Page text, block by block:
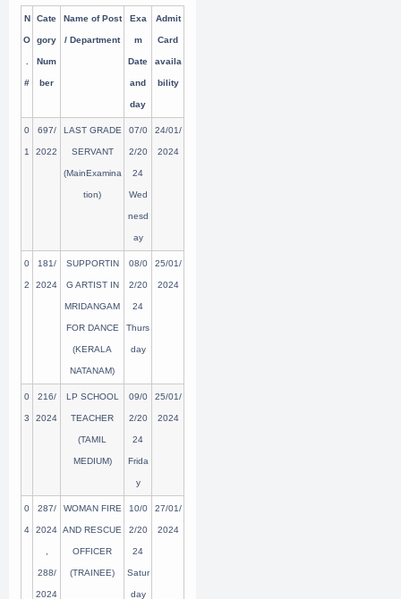
N
O
.
#
Cate
gory
Num
ber
Name of Post
/ Department
Exa
m
Date
and
day
Admit
Card
availa
bility
0
1
697/
2022
LAST GRADE
SERVANT
(MainExamina
tion)
07/0
2/20
24
Wed
nesd
ay
24/01/
2024
0
2
181/
2024
SUPPORTIN
G ARTIST IN
MRIDANGAM
FOR DANCE
(KERALA
NATANAM)
08/0
2/20
24
Thurs
day
25/01/
2024
0
3
216/
2024
LP SCHOOL
TEACHER
(TAMIL
MEDIUM)
09/0
2/20
24
Frida
y
25/01/
2024
0
4
287/
2024
,
288/
2024
WOMAN FIRE
AND RESCUE
OFFICER
(TRAINEE)
10/0
2/20
24
Satur
day
27/01/
2024